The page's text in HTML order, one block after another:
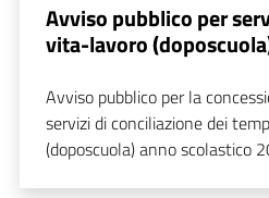
Avviso pubblico per
vita-lavoro
Avviso pubblico per la
servizi di conciliazione dei
(doposcuola) anno scolastico